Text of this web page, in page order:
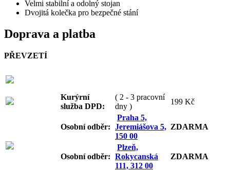
Velmi stabilní a odolný stojan
Dvojitá kolečka pro bezpečné stání
Doprava a platba
PŘEVZETÍ
Kurýrní
služba DPD:
( 2 - 3 pracovní
dny )
199 Kč
Osobní odběr:
Praha 5,
Jeremiášova 5,
150 00
ZDARMA
Osobní odběr:
Plzeň,
Rokycanská
111, 312 00
ZDARMA